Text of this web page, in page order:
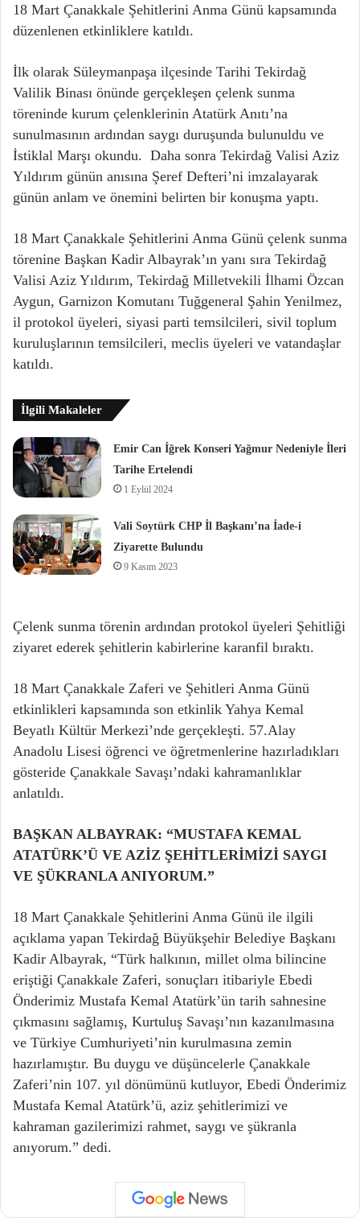
18 Mart Çanakkale Şehitlerini Anma Günü kapsamında
düzenlenen etkinliklere katıldı.
İlk olarak Süleymanpaşa ilçesinde Tarihi Tekirdağ
Valilik Binası önünde gerçekleşen çelenk sunma
töreninde kurum çelenklerinin Atatürk Anıtı’na
sunulmasının ardından saygı duruşunda bulunuldu ve
İstiklal Marşı okundu. Daha sonra Tekirdağ Valisi Aziz
Yıldırım günün anısına Şeref Defteri’ni imzalayarak
günün anlam ve önemini belirten bir konuşma yaptı.
18 Mart Çanakkale Şehitlerini Anma Günü çelenk sunma
törenine Başkan Kadir Albayrak’ın yanı sıra Tekirdağ
Valisi Aziz Yıldırım, Tekirdağ Milletvekili İlhami Özcan
Aygun, Garnizon Komutanı Tuğgeneral Şahin Yenilmez,
il protokol üyeleri, siyasi parti temsilcileri, sivil toplum
kuruluşlarının temsilcileri, meclis üyeleri ve vatandaşlar
katıldı.
İlgili Makaleler
Emir Can İğrek Konseri Yağmur Nedeniyle İleri
Tarihe Ertelendi
1 Eylül 2024
Vali Soytürk CHP İl Başkanı’na İade-i
Ziyarette Bulundu
9 Kasım 2023
Çelenk sunma törenin ardından protokol üyeleri Şehitliği
ziyaret ederek şehitlerin kabirlerine karanfil bıraktı.
18 Mart Çanakkale Zaferi ve Şehitleri Anma Günü
etkinlikleri kapsamında son etkinlik Yahya Kemal
Beyatlı Kültür Merkezi’nde gerçekleşti. 57.Alay
Anadolu Lisesi öğrenci ve öğretmenlerine hazırladıkları
gösteride Çanakkale Savaşı’ndaki kahramanlıklar
anlatıldı.
BAŞKAN ALBAYRAK: “MUSTAFA KEMAL
ATATÜRK’Ü VE AZİZ ŞEHİTLERİMİZİ SAYGI
VE ŞÜKRANLA ANIYORUM.”
18 Mart Çanakkale Şehitlerini Anma Günü ile ilgili
açıklama yapan Tekirdağ Büyükşehir Belediye Başkanı
Kadir Albayrak, “Türk halkının, millet olma bilincine
eriştiği Çanakkale Zaferi, sonuçları itibariyle Ebedi
Önderimiz Mustafa Kemal Atatürk’ün tarih sahnesine
çıkmasını sağlamış, Kurtuluş Savaşı’nın kazanılmasına
ve Türkiye Cumhuriyeti’nin kurulmasına zemin
hazırlamıştır. Bu duygu ve düşüncelerle Çanakkale
Zaferi’nin 107. yıl dönümünü kutluyor, Ebedi Önderimiz
Mustafa Kemal Atatürk’ü, aziz şehitlerimizi ve
kahraman gazilerimizi rahmet, saygı ve şükranla
anıyorum.” dedi.